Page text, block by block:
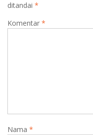
ditandai *
Komentar *
Nama *